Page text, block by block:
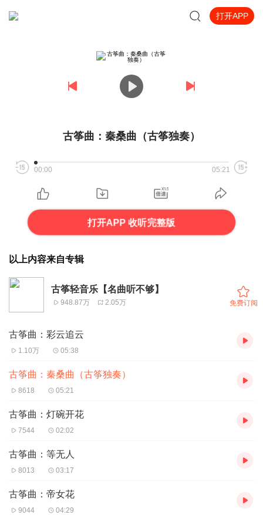
打开APP
古筝曲：秦桑曲（古筝独奏）
00:00 05:21
打开APP 收听完整版
以上内容来自专辑
古筝轻音乐【名曲听不够】
948.87万 2.05万 免费订阅
古筝曲：彩云追云
1.10万 05:38
古筝曲：秦桑曲（古筝独奏）
8618 05:21
古筝曲：灯碗开花
7544 02:02
古筝曲：等无人
8013 03:17
古筝曲：帝女花
9044 04:29